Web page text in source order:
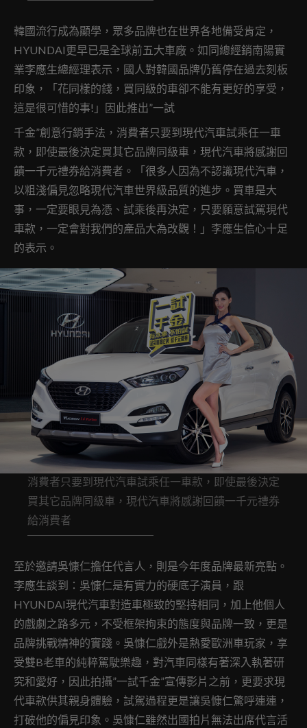
韓國流行成為顯學，眾多品牌也在世界各地備受肯定，
HYUNDAI更早已是全球前五大車廠。如同總經銷南陽實
業李應生總經理表示，國人對韓國品牌仍舊停在過去刻板
印象，「花同樣的錢，買同級的車卻不能有更好的享受，
這是很可惜的事!」因此推出”一試
千金”創意行銷手法，消費者只要到現代汽車試乘任一車
款，即使最後決定買其它品牌同級車，現代汽車將感謝回
饋一千元禮券給消費者。「很多人因為不認識現代汽車，
以粗淺偏見忽略現代汽車世界級品質的進步。買車是大
事，一定要眼見為憑、試乘後再決定，只要願意試駕現代
車款，一定會對我們的產品大為改觀！」李應生信心十足
的表示。
消費者只要到現代汽車試乘任一車款，即使最後決定
買其它品牌同級車，現代汽車將感謝回饋一千元禮券
給消費者
至於邀請吳慷仁擔任代言人，則是今年度品牌最新亮點。
李應生談到：吳慷仁是有實力的硬底子演員，跟
HYUNDAI現代汽車對造車極致的堅持相同，加上他個人
的戲劇之路多元，不受框架拘束的態度與品牌一致，更是
品牌挑戰精神的實踐。吳慷仁戲外是熱愛歐洲車玩家，享
受雙B老車的純粹駕駛樂趣，對汽車同樣有著深入執著研
究和愛好，因此拍攝”一試千金”宣傳影片之前，更要求現
代車款供其親身體驗，試駕過程更是讓吳慷仁驚呼連連，
打破他的偏見印象。吳慷仁雖然出國拍片無法出席代言活